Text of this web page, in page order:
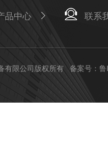
品中心 联系
有限公司版权所有备案号：